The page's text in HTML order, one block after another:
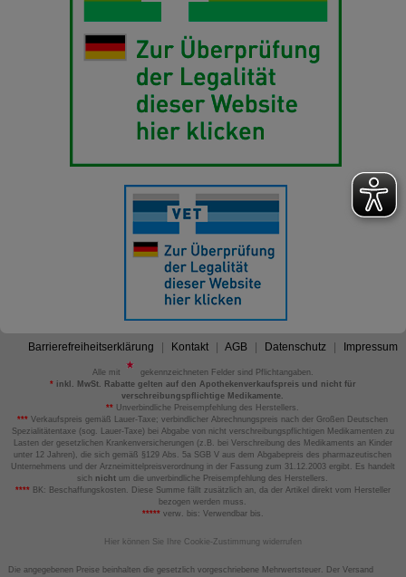
Barrierefreiheitserklärung Kontakt AGB Datenschutz Impressum
Alle mit
gekennzeichneten Felder sind Pflichtangaben.
*inkl. MwSt. Rabatte gelten auf den Apothekenverkaufspreis und nicht für
verschreibungspflichtige Medikamente.
** Unverbindliche Preisempfehlung des Herstellers.
*** Verkaufspreis gemäß Lauer-Taxe; verbindlicher Abrechnungspreis nach der Großen Deutschen
Spezialitätentaxe (sog. Lauer-Taxe) bei Abgabe von nicht verschreibungspflichtigen Medikamenten zu
Lasten der gesetzlichen Krankenversicherungen (z.B. bei Verschreibung des Medikaments an Kinder
unter 12 Jahren), die sich gemäß §129 Abs. 5a SGB V aus dem Abgabepreis des pharmazeutischen
Unternehmens und der Arzneimittelpreisverordnung in der Fassung zum 31.12.2003 ergibt. Es handelt
sich nicht um die unverbindliche Preisempfehlung des Herstellers.
****BK: Beschaffungskosten. Diese Summe fällt zusätzlich an, da der Artikel direkt vom Hersteller
bezogen werden muss.
*****verw. bis: Verwendbar bis.
Hier können Sie Ihre Cookie-Zustimmung widerrufen
Die angegebenen Preise beinhalten die gesetzlich vorgeschriebene Mehrwertsteuer. Der Versand